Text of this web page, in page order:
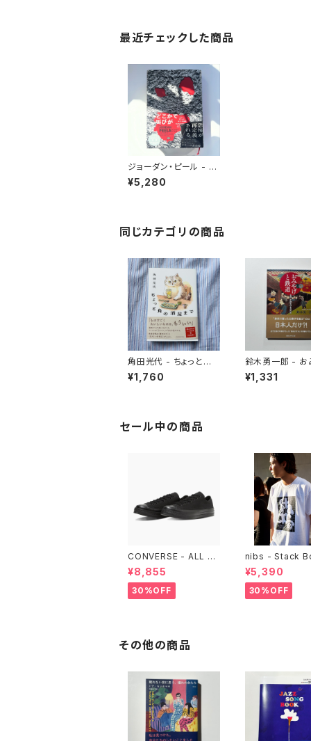
最近チェックした商品
ジョーダン・ピール - ど
こかで叫びが
¥5,280
同じカテゴリの商品
角田光代 - ちょっと角
の酒屋まで
¥1,760
鈴木勇一郎 - お
と鉄道 「名物」が語る日
本近代史
¥1,331
セール中の商品
CONVERSE - ALL ST
AR LGCY OX （ALL B
LACK)
¥8,855
30%OFF
nibs - Stack
ore Tee
¥5,390
30%OFF
その他の商品